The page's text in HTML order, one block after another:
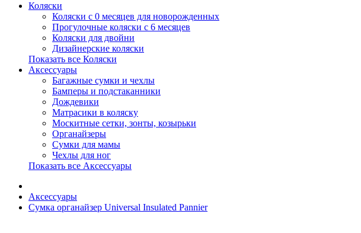
Коляски
Коляски с 0 месяцев для новорожденных
Прогулочные коляски с 6 месяцев
Коляски для двойни
Дизайнерские коляски
Показать все Коляски
Аксессуары
Багажные сумки и чехлы
Бамперы и подстаканники
Дождевики
Матрасики в коляску
Москитные сетки, зонты, козырьки
Органайзеры
Сумки для мамы
Чехлы для ног
Показать все Аксессуары
Аксессуары
Сумка органайзер Universal Insulated Pannier